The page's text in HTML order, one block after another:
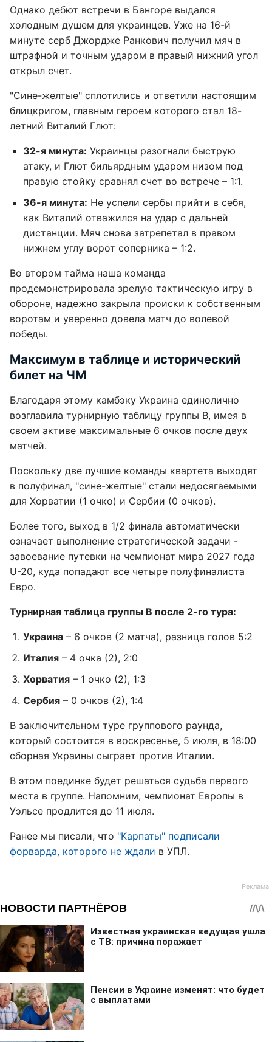
Однако дебют встречи в Бангоре выдался
холодным душем для украинцев. Уже на 16-й
минуте серб Джордже Ранкович получил мяч в
штрафной и точным ударом в правый нижний угол
открыл счет.
"Сине-желтые" сплотились и ответили настоящим
блицкригом, главным героем которого стал 18-
летний Виталий Глют:
32-я минута: Украинцы разогнали быструю
атаку, и Глют бильярдным ударом низом под
правую стойку сравнял счет во встрече – 1:1.
36-я минута: Не успели сербы прийти в себя,
как Виталий отважился на удар с дальней
дистанции. Мяч снова затрепетал в правом
нижнем углу ворот соперника – 1:2.
Во втором тайма наша команда
продемонстрировала зрелую тактическую игру в
обороне, надежно закрыла происки к собственным
воротам и уверенно довела матч до волевой
победы.
Максимум в таблице и исторический
билет на ЧМ
Благодаря этому камбэку Украина единолично
возглавила турнирную таблицу группы B, имея в
своем активе максимальные 6 очков после двух
матчей.
Поскольку две лучшие команды квартета выходят
в полуфинал, "сине-желтые" стали недосягаемыми
для Хорватии (1 очко) и Сербии (0 очков).
Более того, выход в 1/2 финала автоматически
означает выполнение стратегической задачи -
завоевание путевки на чемпионат мира 2027 года
U-20, куда попадают все четыре полуфиналиста
Евро.
Турнирная таблица группы B после 2-го тура:
Украина – 6 очков (2 матча), разница голов 5:2
Италия – 4 очка (2), 2:0
Хорватия – 1 очко (2), 1:3
Сербия – 0 очков (2), 1:4
В заключительном туре группового раунда,
который состоится в воскресенье, 5 июля, в 18:00
сборная Украины сыграет против Италии.
В этом поединке будет решаться судьба первого
места в группе. Напомним, чемпионат Европы в
Уэльсе продлится до 11 июля.
Ранее мы писали, что "Карпаты" подписали
форварда, которого не ждали в УПЛ.